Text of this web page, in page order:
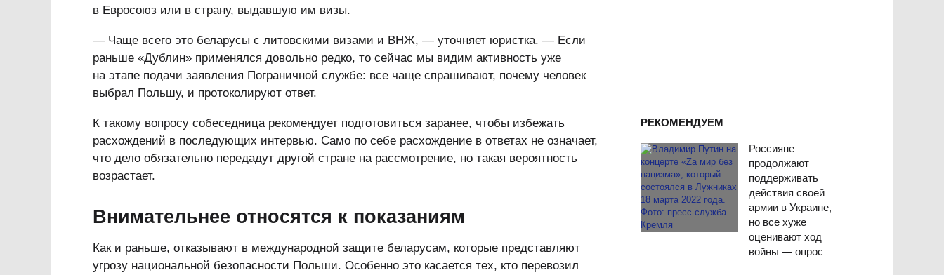
РЕКОМЕНДУЕМ
Россияне
продолжают
поддерживать
действия своей
армии в Украине,
но все хуже
оценивают ход
войны — опрос
в Евросоюз или в страну, выдавшую им визы.
— Чаще всего это беларусы с литовскими визами и ВНЖ, — уточняет юристка. — Если
раньше «Дублин» применялся довольно редко, то сейчас мы видим активность уже
на этапе подачи заявления Пограничной службе: все чаще спрашивают, почему человек
выбрал Польшу, и протоколируют ответ.
К такому вопросу собеседница рекомендует подготовиться заранее, чтобы избежать
расхождений в последующих интервью. Само по себе расхождение в ответах не означает,
что дело обязательно передадут другой стране на рассмотрение, но такая вероятность
возрастает.
Внимательнее относятся к показаниям
Как и раньше, отказывают в международной защите беларусам, которые представляют
угрозу национальной безопасности Польши. Особенно это касается тех, кто перевозил